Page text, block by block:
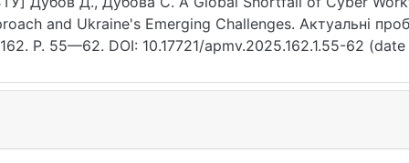
and Ukraine's Emerging Challenges. Актуальні
P. 55—62. DOI: 10.17721/apmv.2025.162.1.55-62